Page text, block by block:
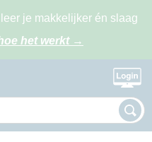
je makkelijker én slaag
het werkt →